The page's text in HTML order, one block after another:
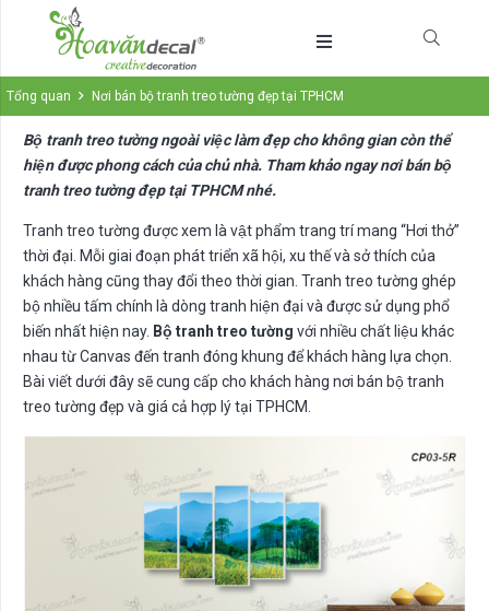
Tổng quan Nơi bán bộ tranh treo tường đẹp tại TPHCM
Bộ tranh treo tường ngoài việc làm đẹp cho không gian còn thể
hiện được phong cách của chủ nhà. Tham khảo ngay nơi bán bộ
tranh treo tường đẹp tại TPHCM nhé.
Tranh treo tường được xem là vật phẩm trang trí mang “Hơi thở”
thời đại. Mỗi giai đoạn phát triển xã hội, xu thế và sở thích của
khách hàng cũng thay đổi theo thời gian. Tranh treo tường ghép
bộ nhiều tấm chính là dòng tranh hiện đại và được sử dụng phổ
biến nhất hiện nay. Bộ tranh treo tường với nhiều chất liệu khác
nhau từ Canvas đến tranh đóng khung để khách hàng lựa chọn.
Bài viết dưới đây sẽ cung cấp cho khách hàng nơi bán bộ tranh
treo tường đẹp và giá cả hợp lý tại TPHCM.